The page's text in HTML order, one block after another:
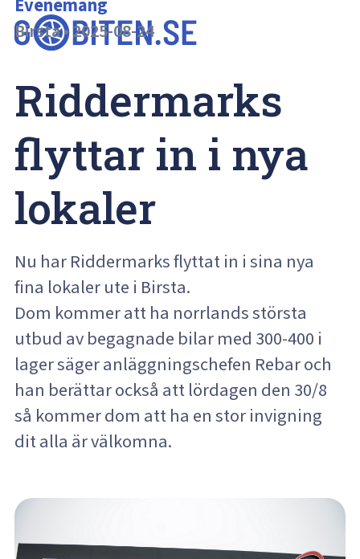
Evenemang
Birsta•2025-08-24
Riddermarks
flyttar in i nya
lokaler
Nu har Riddermarks flyttat in i sina nya
fina lokaler ute i Birsta.
Dom kommer att ha norrlands största
utbud av begagnade bilar med 300-400 i
lager säger anläggningschefen Rebar och
han berättar också att lördagen den 30/8
så kommer dom att ha en stor invigning
dit alla är välkomna.